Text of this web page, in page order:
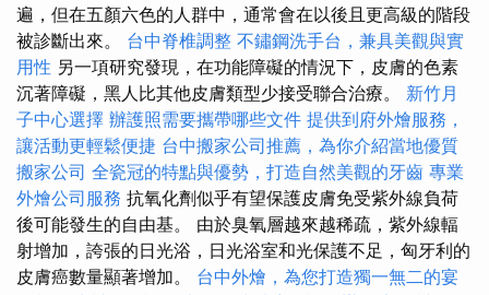
遍，但在五顏六色的人群中，通常會在以後且更高級的階段
被診斷出來。 台中脊椎調整 不鏽鋼洗手台，兼具美觀與實
用性 另一項研究發現，在功能障礙的情況下，皮膚的色素
沉著障礙，黑人比其他皮膚類型少接受聯合治療。 新竹月
子中心選擇 辦護照需要攜帶哪些文件 提供到府外燴服務，
讓活動更輕鬆便捷 台中搬家公司推薦，為你介紹當地優質
搬家公司 全瓷冠的特點與優勢，打造自然美觀的牙齒 專業
外燴公司服務 抗氧化劑似乎有望保護皮膚免受紫外線負荷
後可能發生的自由基。 由於臭氧層越來越稀疏，紫外線輻
射增加，誇張的日光浴，日光浴室和光保護不足，匈牙利的
皮膚癌數量顯著增加。 台中外燴，為您打造獨一無二的宴